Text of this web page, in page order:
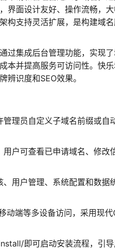
界面设计友好、操作流畅，
构支持灵活扩展，是构建域
过集成后台管理功能，实现
本并提高服务可访问性。快
识度和SEO效果。
理员自定义子域名前缀或自
户可查看已申请域名、修改
用户管理、系统配置和数据
动端等多设备访问，采用现
即可启动安装流程，引